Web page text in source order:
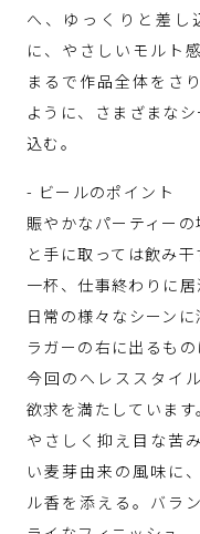
へ、ゆっくりと差し
に、やさしいモルト
まるで作品全体をさ
ように、さまざまな
込む。
- ビールのポイント
賑やかなパーティー
と手に取っては飲み
一杯、仕事終わりに居
日常の様々なシーン
ラガーの右に出るもの
今回のへレススタイ
欲求を満たしています
やさしく抑え目な苦
い麦芽由来の風味に
ル香を添える。バラ